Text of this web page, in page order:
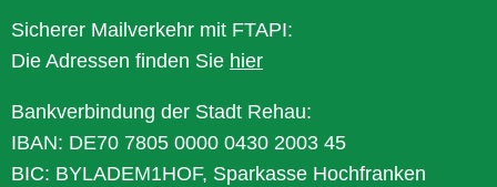
Sicherer Mailverkehr mit FTAPI:
Die Adressen finden Sie hier
Bankverbindung der Stadt Rehau:
IBAN: DE70 7805 0000 0430 2003 45
BIC: BYLADEM1HOF, Sparkasse Hochfranken